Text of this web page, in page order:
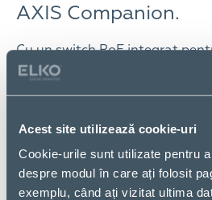
Acest site utilizează cookie-uri
Cookie-urile sunt utilizate pentru
despre modul în care ați folosit
exemplu, când ați vizitat ultima
AXIS Companion.
Cu un switch PoE integrat
acest recorder de înaltă
hard disc conceput pentru
performanță, pentru a
în rezoluție ultra-high definition
integrat cu o gamă largă de
de rețea AXIS S3008 face ca